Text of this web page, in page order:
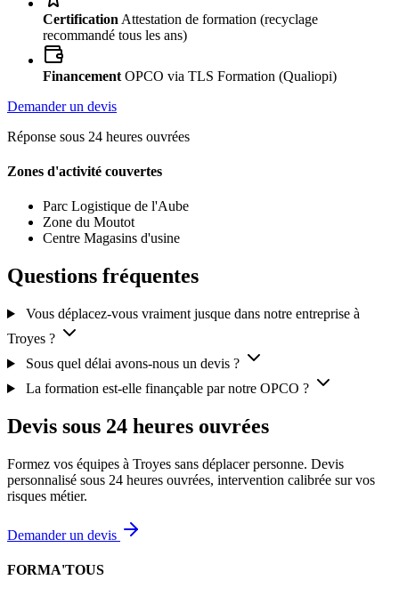
Certification Attestation de formation (recyclage
recommandé tous les ans)
Financement OPCO via TLS Formation (Qualiopi)
Demander un devis
Réponse sous 24 heures ouvrées
Zones d'activité couvertes
Parc Logistique de l'Aube
Zone du Moutot
Centre Magasins d'usine
Questions fréquentes
Vous déplacez-vous vraiment jusque dans notre entreprise à
Troyes ?
Sous quel délai avons-nous un devis ?
La formation est-elle finançable par notre OPCO ?
Devis sous 24 heures ouvrées
Formez vos équipes à Troyes sans déplacer personne. Devis
personnalisé sous 24 heures ouvrées, intervention calibrée sur vos
risques métier.
Demander un devis
FORMA'TOUS